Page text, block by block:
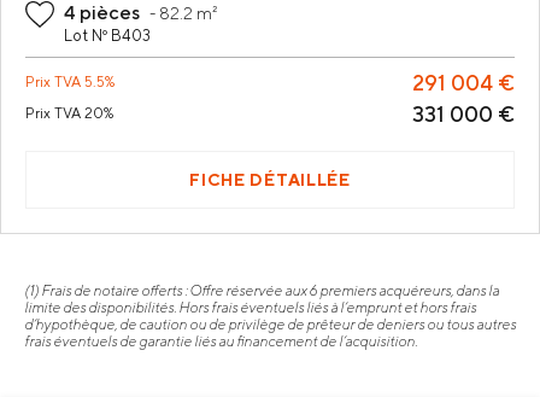
4 pièces - 82.2 m²
Lot Nº B403
Prix TVA 5.5% 291 004 €
Prix TVA 20% 331 000 €
FICHE DÉTAILLÉE
(1) Frais de notaire offerts : Offre réservée aux 6 premiers acquéreurs, dans la
limite des disponibilités. Hors frais éventuels liés à l’emprunt et hors frais
d’hypothèque, de caution ou de privilège de prêteur de deniers ou tous autres
frais éventuels de garantie liés au financement de l’acquisition.